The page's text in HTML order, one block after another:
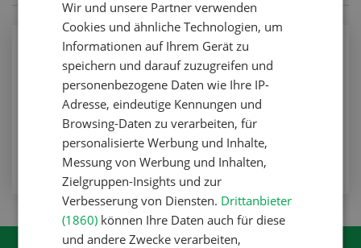
Pflanzenbau
Maiszünslerbekämpfung
Pflanzenbau
ZUM ARTIKEL
Wir und unsere Partner verwenden
Cookies und ähnliche Technologien, um
Informationen auf Ihrem Gerät zu
speichern und darauf zuzugreifen und
personenbezogene Daten wie Ihre IP-
Adresse, eindeutige Kennungen und
Browsing-Daten zu verarbeiten, für
personalisierte Werbung und Inhalte,
Messung von Werbung und Inhalten,
Zielgruppen-Insights und zur
Verbesserung von Diensten. Drittanbieter
(1860) können Ihre Daten auch für diese
und andere Zwecke verarbeiten,